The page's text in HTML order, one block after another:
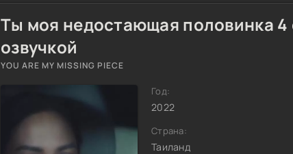
Ты моя недостающая половинка 4
озвучкой
YOU ARE MY MISSING PIECE
Год:
2022
Страна:
Таиланд